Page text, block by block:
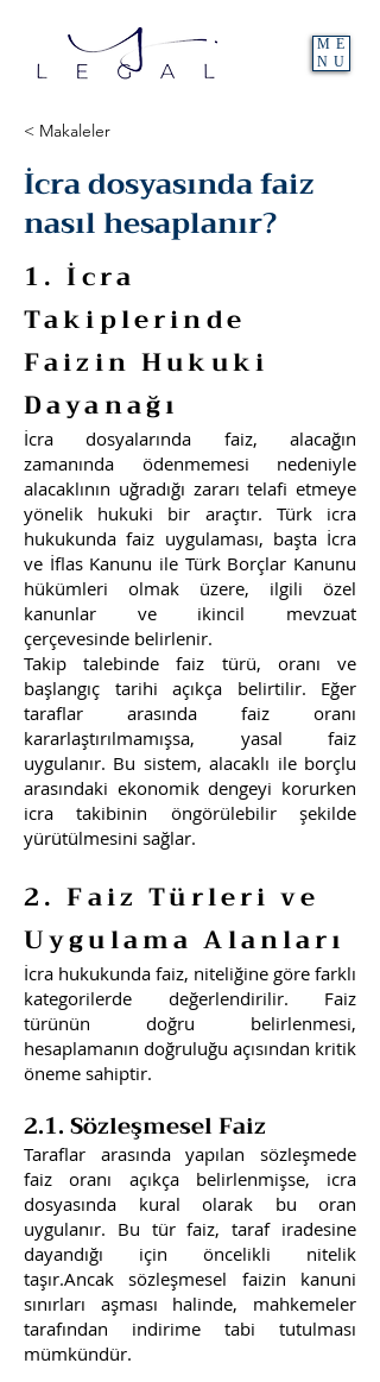
ME
NU
< Makaleler
İcra dosyasında faiz
nasıl hesaplanır?
1. İcra
Takiplerinde
Faizin Hukuki
Dayanağı
İcra dosyalarında faiz, alacağın
zamanında ödenmemesi nedeniyle
alacaklının uğradığı zararı telafi etmeye
yönelik hukuki bir araçtır. Türk icra
hukukunda faiz uygulaması, başta İcra
ve İflas Kanunu ile Türk Borçlar Kanunu
hükümleri olmak üzere, ilgili özel
kanunlar ve ikincil mevzuat
çerçevesinde belirlenir.
Takip talebinde faiz türü, oranı ve
başlangıç tarihi açıkça belirtilir. Eğer
taraflar arasında faiz oranı
kararlaştırılmamışsa, yasal faiz
uygulanır. Bu sistem, alacaklı ile borçlu
arasındaki ekonomik dengeyi korurken
icra takibinin öngörülebilir şekilde
yürütülmesini sağlar.
2. Faiz Türleri ve
Uygulama Alanları
İcra hukukunda faiz, niteliğine göre farklı
kategorilerde değerlendirilir. Faiz
türünün doğru belirlenmesi,
hesaplamanın doğruluğu açısından kritik
öneme sahiptir.
2.1. Sözleşmesel Faiz
Taraflar arasında yapılan sözleşmede
faiz oranı açıkça belirlenmişse, icra
dosyasında kural olarak bu oran
uygulanır. Bu tür faiz, taraf iradesine
dayandığı için öncelikli nitelik
taşır.Ancak sözleşmesel faizin kanuni
sınırları aşması halinde, mahkemeler
tarafından indirime tabi tutulması
mümkündür.